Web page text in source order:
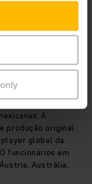
bebidas em
em
líder de bebidas,
vodka
A
produção original
global da
funcionários em
Austrália,